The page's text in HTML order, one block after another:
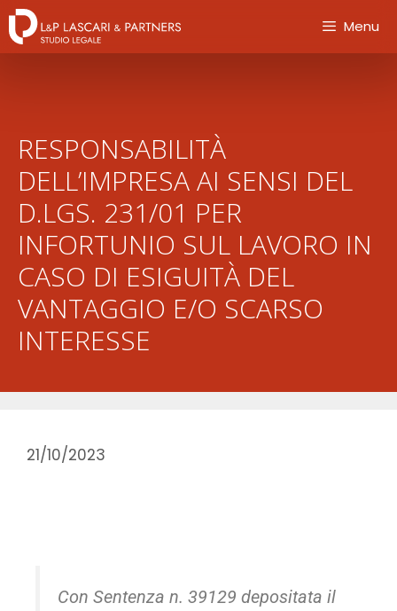
Menu
RESPONSABILITÀ
DELL’IMPRESA AI SENSI DEL
D.LGS. 231/01 PER
INFORTUNIO SUL LAVORO IN
CASO DI ESIGUITÀ DEL
VANTAGGIO E/O SCARSO
INTERESSE
21/10/2023
Con Sentenza n. 39129 depositata il